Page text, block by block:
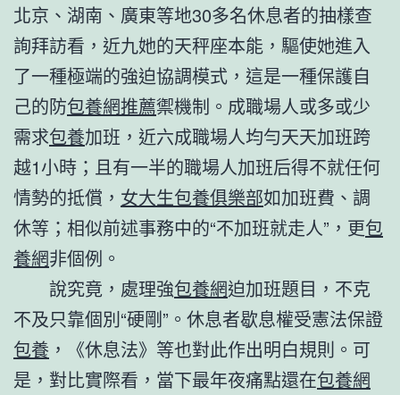
北京、湖南、廣東等地30多名休息者的抽樣查
詢拜訪看，近九她的天秤座本能，驅使她進入
了一種極端的強迫協調模式，這是一種保護自
己的防包養網推薦禦機制。成職場人或多或少
需求包養加班，近六成職場人均勻天天加班跨
越1小時；且有一半的職場人加班后得不就任何
情勢的抵償， 女大生包養俱樂部如加班費、調
休等；相似前述事務中的“不加班就走人”，更包
養網非個例。
說究竟，處理強包養網迫加班題目，不克
不及只靠個別“硬剛”。休息者歇息權受憲法保證
包養 ，《休息法》等也對此作出明白規則。可
是，對比實際看，當下最年夜痛點還在包養網